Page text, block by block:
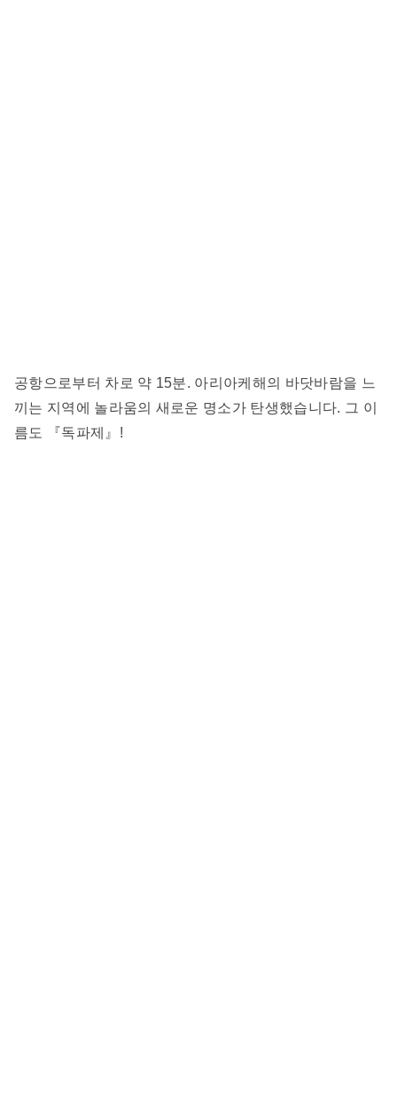
공항으로부터 차로 약 15분. 아리아케해의 바닷바람을 느
끼는 지역에 놀라움의 새로운 명소가 탄생했습니다. 그 이
름도 『독파제』!